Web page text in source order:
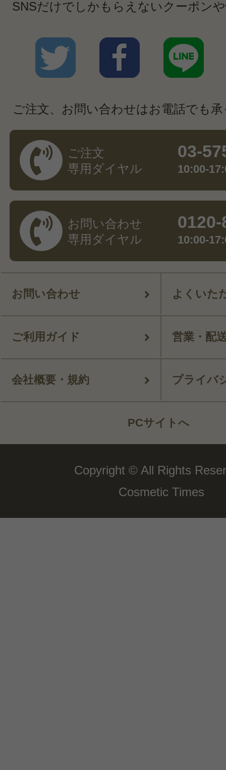
SNSだけでしかもらえないクーポン
ご注文、お問い合わせはお電話でも
ご注文
専用ダイヤル
03-
10:00-
お問い合わせ
専用ダイヤル
10:00-
お問い合わせ よくいた
ご利用ガイド 営業・配
会社概要・規約 プライバ
PCサイトへ
Copyright © All Rights
Cosmetic Times